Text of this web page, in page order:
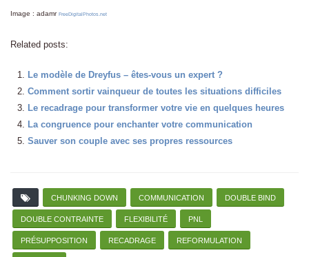
Image : adamr FreeDigitalPhotos.net
Related posts:
Le modèle de Dreyfus – êtes-vous un expert ?
Comment sortir vainqueur de toutes les situations difficiles
Le recadrage pour transformer votre vie en quelques heures
La congruence pour enchanter votre communication
Sauver son couple avec ses propres ressources
CHUNKING DOWN COMMUNICATION DOUBLE BIND
DOUBLE CONTRAINTE FLEXIBILITÉ PNL
PRÉSUPPOSITION RECADRAGE REFORMULATION